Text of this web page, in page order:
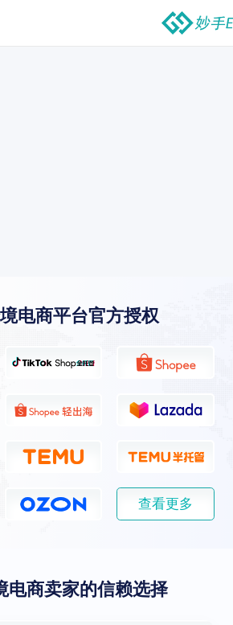
电商平台官方授权
查看更多
电商卖家的信赖选择